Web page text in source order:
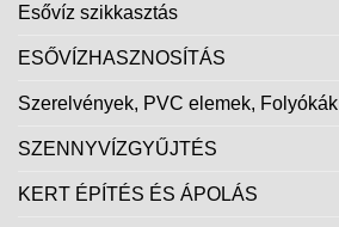
Esővíz szikkasztás
ESŐVÍZHASZNOSÍTÁS
Szerelvények, PVC elemek, Folyókák
SZENNYVÍZGYŰJTÉS
KERT ÉPÍTÉS ÉS ÁPOLÁS